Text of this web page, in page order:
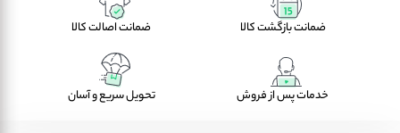
ضمانت بازگشت کالا ضمانت اصالت کالا
خدمات پس از فروش تحویل سریع و آسان